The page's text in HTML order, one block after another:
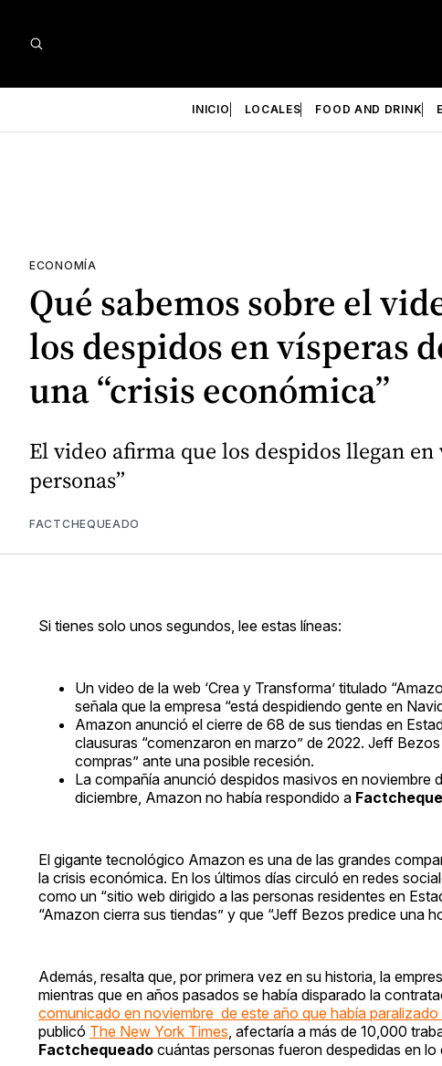
INICIO LOCALES FOOD AND DRINK
ECONOMÍA
Qué sabemos sobre el
los despidos en vísperas
una “crisis económica”
El video afirma que los despidos llegan
personas”
FACTCHEQUEADO
Si tienes solo unos segundos, lee estas líneas:
Un video de la web ‘Crea y Transforma’ titulado
señala que la empresa “está despidiendo gente en
Amazon anunció el cierre de 68 de sus tiendas en
clausuras “comenzaron en marzo” de 2022. Jeff
compras” ante una posible recesión.
La compañía anunció despidos masivos en
diciembre, Amazon no había respondido a
El gigante tecnológico Amazon es una de las grandes
la crisis económica. En los últimos días circuló en redes
como un “sitio web dirigido a las personas residentes en
“Amazon cierra sus tiendas” y que “Jeff Bezos predice una
Además, resalta que, por primera vez en su historia, la
mientras que en años pasados se había disparado la
comunicado en noviembre de este año que había
publicó The New York Times , afectaría a más de 10,000
Factchequeado cuántas personas fueron despedidas en lo